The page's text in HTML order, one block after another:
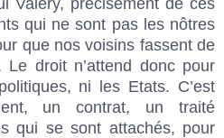
qui ne sont pas les nôtres
que nos voisins fassent de
droit n’attend donc pour
ni les Etats. C’est
un contrat, un traité
qui se sont attachés, pour